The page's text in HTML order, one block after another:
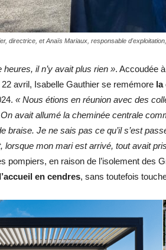
directrice, et Anaïs Mariaux, responsable
heures, il n’y avait plus rien ». Accoudée
22 avril, Isabelle Gauthier se remémore la
« Nous étions en réunion avec des
avait allumé la cheminée centrale
braise. Je ne sais pas ce qu’il s’est
lorsque mon mari est arrivé, tout avait
pompiers, en raison de l’isolement des
en cendres, sans toutefois